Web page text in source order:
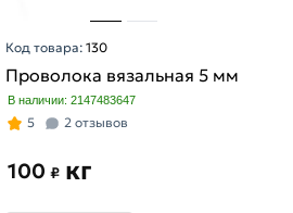
Код товара:130
Проволока вязальная 5 мм
В наличии: 2147483647
5 2 отзывов
100₽ кг